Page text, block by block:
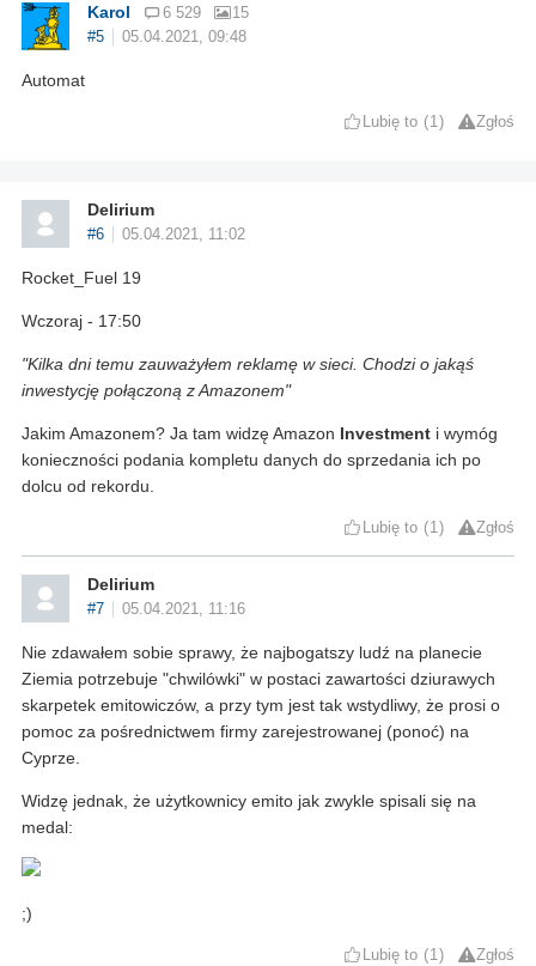
Karol 6 529
15
#5
05.04.2021, 09:48
Automat
Lubię to 1 Zgłoś
Delirium
#6 05.04.2021, 11:02
Rocket_Fuel 19
Wczoraj - 17:50
"Kilka dni temu zauważyłem reklamę w sieci. Chodzi o jakąś
inwestycję połączoną z Amazonem"
Jakim Amazonem? Ja tam widzę Amazon Investment i wymóg
konieczności podania kompletu danych do sprzedania ich po
dolcu od rekordu.
Lubię to 1 Zgłoś
Delirium
#7 05.04.2021, 11:16
Nie zdawałem sobie sprawy, że najbogatszy ludź na planecie
Ziemia potrzebuje "chwilówki" w postaci zawartości dziurawych
skarpetek emitowiczów, a przy tym jest tak wstydliwy, że prosi o
pomoc za pośrednictwem firmy zarejestrowanej (ponoć) na
Cyprze.
Widzę jednak, że użytkownicy emito jak zwykle spisali się na
medal:
;)
Lubię to 1 Zgłoś